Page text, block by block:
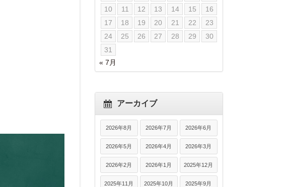
10
11 12 13 14 15
16
17
18 19 20 21 22
23
24
25 26 27 28 29
30
31
« 7月
アーカイブ
2026年8月 2026年7月 2026年6月
2026年5月 2026年4月 2026年3月
2026年2月 2026年1月 2025年12月
2025年11月 2025年10月 2025年9月